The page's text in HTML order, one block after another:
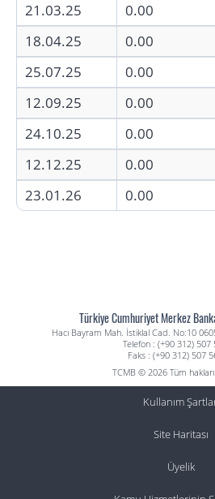
21.03.25
0.00
18.04.25
0.00
25.07.25
0.00
12.09.25
0.00
24.10.25
0.00
12.12.25
0.00
23.01.26
0.00
Türkiye Cumhuriyet Merkez
Hacı Bayram Mah. İstiklal Cad. No:10
Telefon : (+90 312) 507
Faks : (+90 312) 507
TCMB © 2026 Tüm hakları
Kullanım
Site Haritası
Üyelik